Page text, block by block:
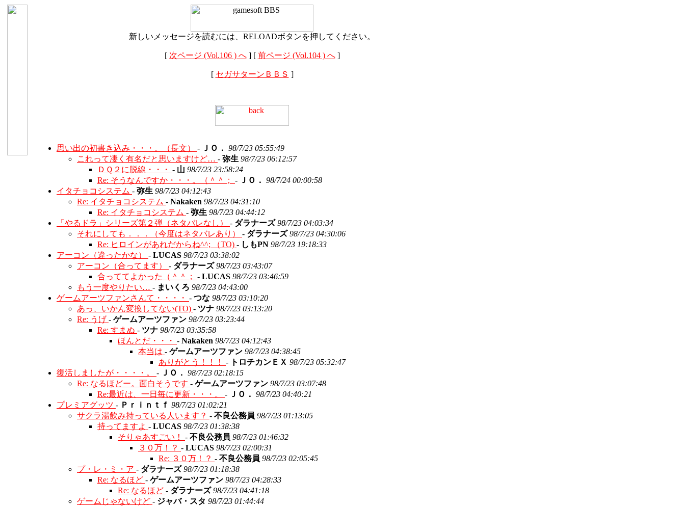
新しいメッセージを読むには、RELOADボタンを押してください。
[ 次ページ (Vol.106 ) へ] [ 前ページ (Vol.104 ) へ]
[ セガサターンＢＢＳ ]
思い出の初書き込み・・・。（長文） - ＪＯ． 98/7/23 05:55:49
これって凄く有名だと思いますけど… - 弥生 98/7/23 06:12:57
ＤＱ２に脱線・・・ - 山 98/7/23 23:58:24
Re: そうなんですか・・・。（＾＾； - ＪＯ． 98/7/24 00:00:58
イタチョコシステム - 弥生 98/7/23 04:12:43
Re: イタチョコシステム - Nakaken 98/7/23 04:31:10
Re: イタチョコシステム - 弥生 98/7/23 04:44:12
「やるドラ」シリーズ第２弾（ネタバレなし） - ダラナーズ98/7/23 04:03:34
それにしても．．．（今度はネタバレあり） - ダラナーズ98/7/23 04:30:06
Re: ヒロインがあれだからね^^; （TO) - しもPN 98/7/23 19:18:33
アーコン（違ったかな） - LUCAS 98/7/23 03:38:02
アーコン（合ってます） - ダラナーズ98/7/23 03:43:07
合っててよかった（＾＾； - LUCAS 98/7/23 03:46:59
もう一度やりたい… - まいくろ 98/7/23 04:43:00
ゲームアーツファンさんて・・・・ - つな 98/7/23 03:10:20
あっ、いかん変換してない(TO) - ツナ 98/7/23 03:13:20
Re: うげ - ゲームアーツファン 98/7/23 03:23:44
Re: すまぬ - ツナ 98/7/23 03:35:58
ほんとだ・・・ - Nakaken 98/7/23 04:12:43
本当は - ゲームアーツファン 98/7/23 04:38:45
ありがとう！！！ - トロチカンＥＸ 98/7/23 05:32:47
復活しましたが・・・・。 - ＪＯ． 98/7/23 02:18:15
Re: なるほどー。面白そうです - ゲームアーツファン 98/7/23 03:07:48
Re:最近は、一日毎に更新・・・。 - ＪＯ． 98/7/23 04:40:21
プレミアグッツ - Ｐｒｉｎｔｆ 98/7/23 01:02:21
サクラ湯飲み持っている人います？ - 不良公務員 98/7/23 01:13:05
持ってますよ - LUCAS 98/7/23 01:38:38
そりゃあすごい！ - 不良公務員 98/7/23 01:46:32
３０万！？ - LUCAS 98/7/23 02:00:31
Re: ３０万！？ - 不良公務員 98/7/23 02:05:45
プ・レ・ミ・ア - ダラナーズ98/7/23 01:18:38
Re: なるほど - ゲームアーツファン 98/7/23 04:28:33
Re: なるほど - ダラナーズ98/7/23 04:41:18
ゲームじゃないけど - ジャバ・スタ 98/7/23 01:44:44